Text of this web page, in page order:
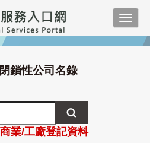
閉鎖性公司名錄
業/工廠登記資料